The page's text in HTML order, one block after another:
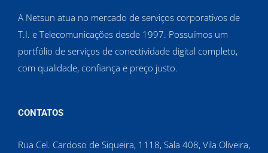
A Netsun atua no mercado de serviços corporativos de
T.I. e Telecomunicações desde 1997. Possuímos um
portfólio de serviços de conectividade digital completo,
com qualidade, confiança e preço justo.
CONTATOS
Rua Cel. Cardoso de Siqueira, 1118, Sala 408, Vila Oliveira,